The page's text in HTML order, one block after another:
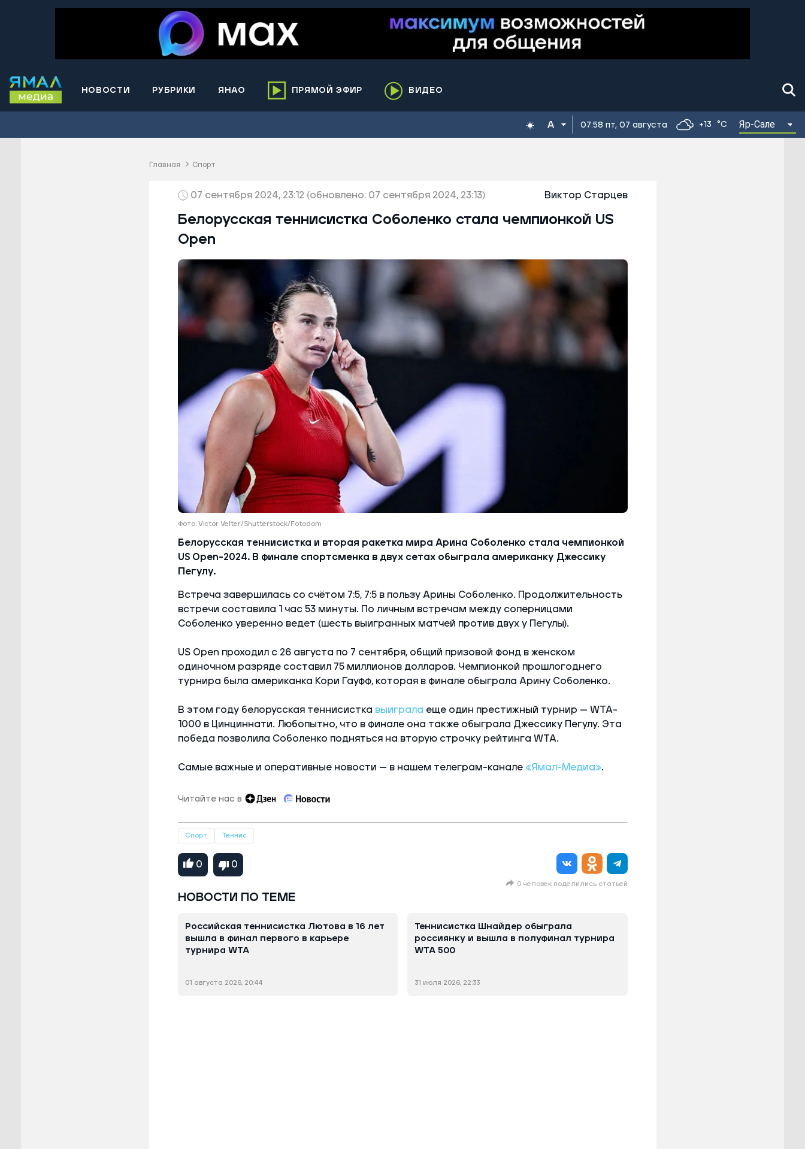
НОВОСТИ РУБРИКИ ЯНАО
Муравленко
Пуровский район
Салехард
Тарко-Сале
Тазовский район
Шурышкарский район
Ямальский район
ПРЯМОЙ ЭФИР ВИДЕО
07:58 пт, 07 августа +13 °C Яр-Сале
Главная Спорт
07 сентября 2024, 23:12 (обновлено: 07 сентября 2024, 23:13) Виктор Старцев
Белорусская теннисистка Соболенко стала чемпионкой US
Open
Фото: Victor Velter/Shutterstock/Fotodom
Белорусская теннисистка и вторая ракетка мира Арина Соболенко стала чемпионкой
US Open–2024. В финале спортсменка в двух сетах обыграла американку Джессику
Пегулу.
Встреча завершилась со счётом 7:5, 7:5 в пользу Арины Соболенко. Продолжительность
встречи составила 1 час 53 минуты. По личным встречам между соперницами
Соболенко уверенно ведет (шесть выигранных матчей против двух у Пегулы).
US Open проходил с 26 августа по 7 сентября, общий призовой фонд в женском
одиночном разряде составил 75 миллионов долларов. Чемпионкой прошлогоднего
турнира была американка Кори Гауфф, которая в финале обыграла Арину Соболенко.
В этом году белорусская теннисистка выиграла еще один престижный турнир — WTA-
1000 в Цинциннати. Любопытно, что в финале она также обыграла Джессику Пегулу. Эта
победа позволила Соболенко подняться на вторую строчку рейтинга WTA.
Самые важные и оперативные новости — в нашем телеграм-канале «Ямал-Медиа».
Читайте нас в
Спорт Теннис
0 0
0 человек поделились статьей
НОВОСТИ ПО ТЕМЕ
Российская теннисистка Лютова в 16 лет
вышла в финал первого в карьере
турнира WTA
01 августа 2026, 20:44
Теннисистка Шнайдер обыграла
россиянку и вышла в полуфинал турнира
WTA 500
31 июля 2026, 22:33